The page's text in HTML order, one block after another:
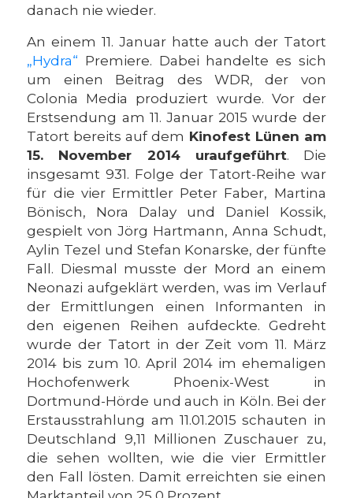
danach nie wieder.
An einem 11. Januar hatte auch der Tatort
„Hydra“ Premiere. Dabei handelte es sich
um einen Beitrag des WDR, der von
Colonia Media produziert wurde. Vor der
Erstsendung am 11. Januar 2015 wurde der
Tatort bereits auf dem Kinofest Lünen am
15. November 2014 uraufgeführt. Die
insgesamt 931. Folge der Tatort-Reihe war
für die vier Ermittler Peter Faber, Martina
Bönisch, Nora Dalay und Daniel Kossik,
gespielt von Jörg Hartmann, Anna Schudt,
Aylin Tezel und Stefan Konarske, der fünfte
Fall. Diesmal musste der Mord an einem
Neonazi aufgeklärt werden, was im Verlauf
der Ermittlungen einen Informanten in
den eigenen Reihen aufdeckte. Gedreht
wurde der Tatort in der Zeit vom 11. März
2014 bis zum 10. April 2014 im ehemaligen
Hochofenwerk Phoenix-West in
Dortmund-Hörde und auch in Köln. Bei der
Erstausstrahlung am 11.01.2015 schauten in
Deutschland 9,11 Millionen Zuschauer zu,
die sehen wollten, wie die vier Ermittler
den Fall lösten. Damit erreichten sie einen